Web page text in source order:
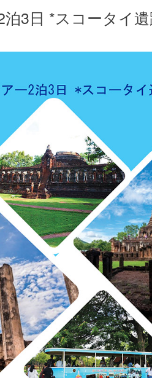
3日 *スコータイ